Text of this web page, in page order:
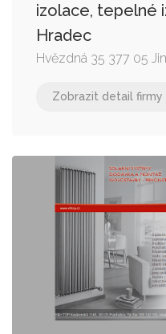
izolace, tepelné
Hradec
Hvězdná 35 377 05
Zobrazit detail firmy